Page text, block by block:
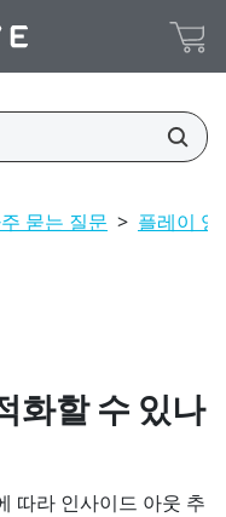
묻는 질문 > 플레이 영
화할 수 있나
따라 인사이드 아웃 추